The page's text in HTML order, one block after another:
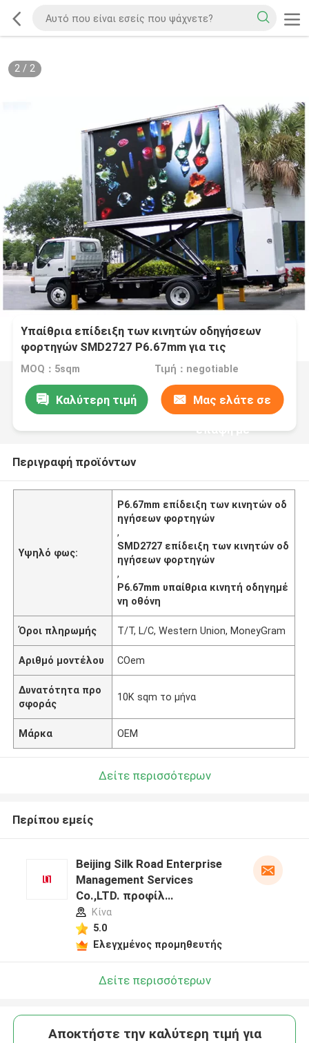
2/ 2
Υπαίθρια επίδειξη των κινητών οδηγήσεων
φορτηγών SMD2727 P6.67mm για τις
προωθητικές δραστηριότητες
MOQ：5sqm Τιμή：negotiable
Καλύτερη τιμή Μας ελάτε σε
επαφή με
Περιγραφή προϊόντων
Υψηλό φως:
P6.67mm επίδειξη των κινητών οδ
ηγήσεων φορτηγών
,
SMD2727 επίδειξη των κινητών οδ
ηγήσεων φορτηγών
,
P6.67mm υπαίθρια κινητή οδηγημέ
νη οθόνη
Όροι πληρωμής T/T, L/C, Western Union, MoneyGram
Αριθμό μοντέλου COem
Δυνατότητα προ
σφοράς
10K sqm το μήνα
Μάρκα OEM
Δείτε περισσότερων
Περίπου εμείς
Beijing Silk Road Enterprise
Management Services
Co.,LTD. προφίλ
κατασκευαστή
Κίνα
5.0
Ελεγχμένος προμηθευτής
Δείτε περισσότερων
Αποκτήστε την καλύτερη τιμή για